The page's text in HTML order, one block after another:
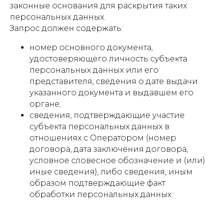
законные основания для раскрытия таких
персональных данных.
Запрос должен содержать:
номер основного документа,
удостоверяющего личность субъекта
персональных данных или его
представителя, сведения о дате выдачи
указанного документа и выдавшем его
органе;
сведения, подтверждающие участие
субъекта персональных данных в
отношениях с Оператором (номер
договора, дата заключения договора,
условное словесное обозначение и (или)
иные сведения), либо сведения, иным
образом подтверждающие факт
обработки персональных данных